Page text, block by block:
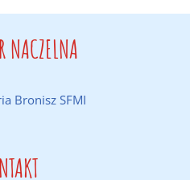
NACZELNA
Bronisz SFMI